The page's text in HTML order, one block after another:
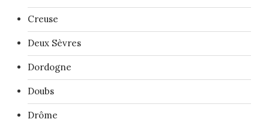
Creuse
Deux Sèvres
Dordogne
Doubs
Drôme